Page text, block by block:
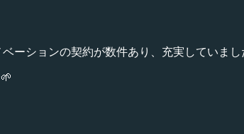
ーションの契約が数件あり、充実していまし